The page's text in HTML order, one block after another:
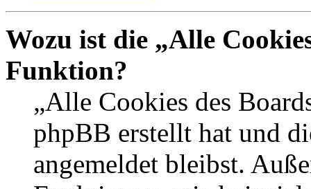
Wozu ist die „Alle
Funktion?
„Alle Cookies des
phpBB erstellt hat und
angemeldet bleibst.